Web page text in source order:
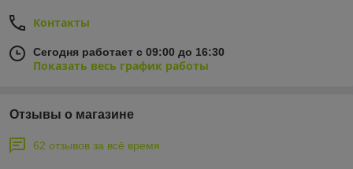
Контакты
Сегодня работает с 09:00 до 16:30
Показать весь график работы
Отзывы о магазине
62 отзывов за всё время